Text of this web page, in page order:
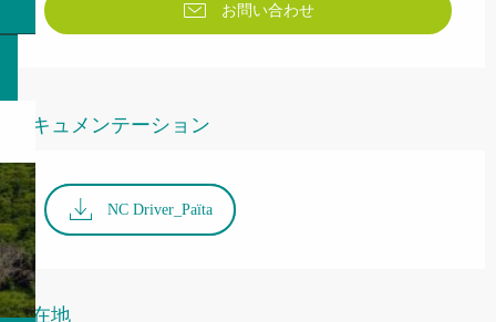
お問い合わせ
ドキュメンテーション
NC Driver_Païta
所在地